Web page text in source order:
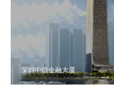
深圳中信金融大厦